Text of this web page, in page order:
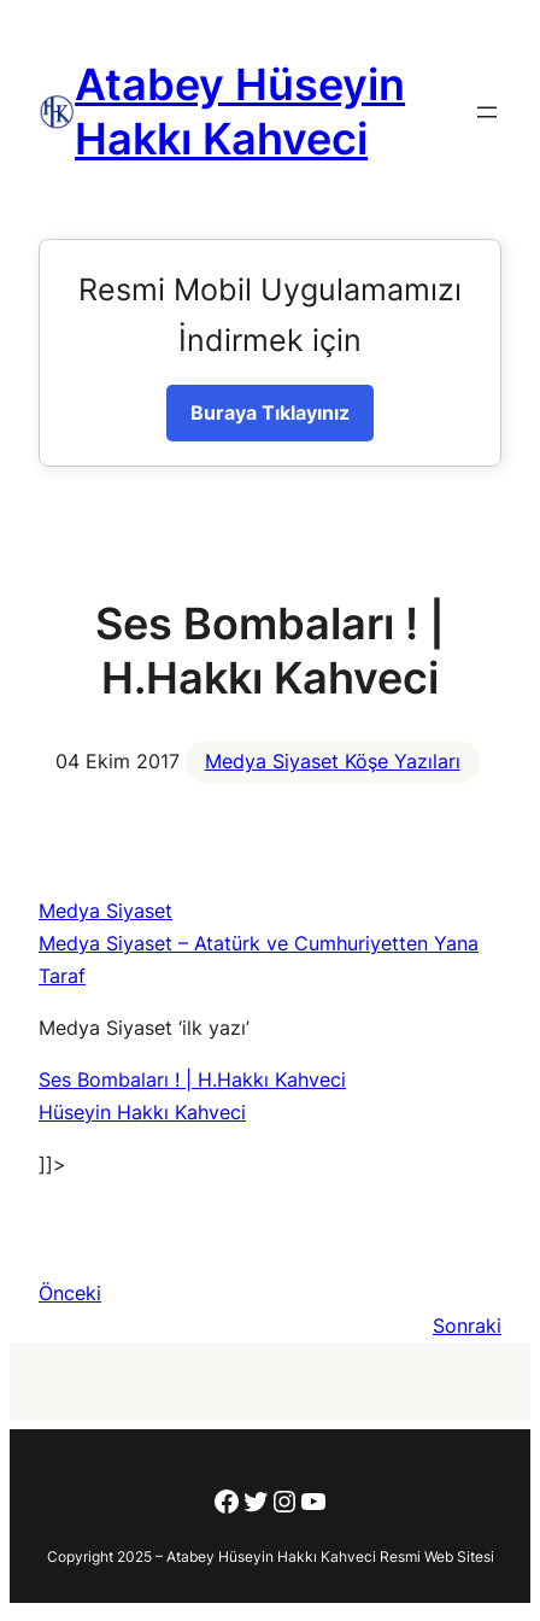
Atabey Hüseyin
Hakkı Kahveci
Resmi Mobil Uygulamamızı
İndirmek için
Buraya Tıklayınız
Ses Bombaları ! |
H.Hakkı Kahveci
04 Ekim 2017 Medya Siyaset Köşe Yazıları
Medya Siyaset
Medya Siyaset – Atatürk ve Cumhuriyetten Yana
Taraf
Medya Siyaset ‘ilk yazı’
Ses Bombaları ! | H.Hakkı Kahveci
Hüseyin Hakkı Kahveci
]]>
Önceki
Sonraki
Facebook
Twitter
Instagram
YouTube
Copyright 2025 – Atabey Hüseyin Hakkı Kahveci Resmi Web Sitesi